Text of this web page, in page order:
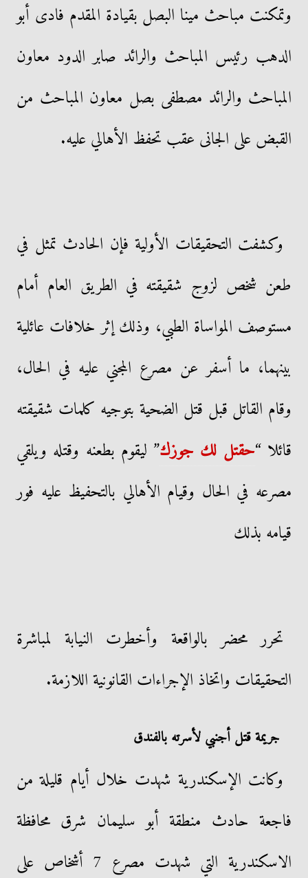
وتمكنت مباحث مينا البصل بقيادة المقدم فادى أبو
الدهب رئيس المباحث والرائد صابر الدود معاون
المباحث والرائد مصطفى بصل معاون المباحث من
القبض على الجانى عقب تحفظ الأهالي عليه.
وكشفت التحقيقات الأولية فإن الحادث تمثل في
طعن شخص لزوج شقيقته في الطريق العام أمام
مستوصف المواساة الطبي، وذلك إثر خلافات عائلية
بينهما، ما أسفر عن مصرع المجني عليه في الحال،
وقام القاتل قبل قتل الضحية بتوجيه كلمات شقيقته
قائلا “حقتل لك جوزك” ليقوم بطعنه وقتله ويلقي
مصرعه في الحال وقيام الأهالي بالتحفيظ عليه فور
قيامه بذلك
تحرر محضر بالواقعة وأخطرت النيابة لمباشرة
التحقيقات واتخاذ الإجراءات القانونية اللازمة.
جريمة قتل أجنبي لأسرته بالفندق
وكانت الإسكندرية شهدت خلال أيام قليلة من
فاجعة حادث منطقة أبو سليمان شرق محافظة
الاسكندرية التي شهدت مصرع 7 أشخاص على